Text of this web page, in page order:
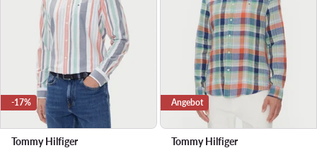
-17%
Tommy Hilfiger
Angebot
Tommy Hilfiger